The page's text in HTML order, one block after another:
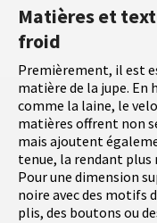
Matières et
froid
Premièrement, il est
matière de la jupe. En
comme la laine, le
matières offrent non
mais ajoutent
tenue, la rendant plus
Pour une dimension
noire avec des motifs
plis, des boutons ou